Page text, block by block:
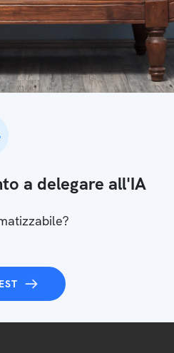
a delegare all'IA